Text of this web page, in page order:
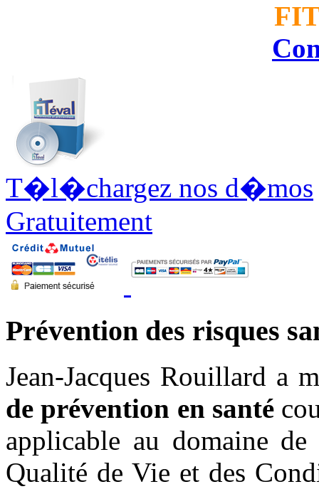
T�l�chargez nos d�mos
Gratuitement
Prévention des risques
Jean-Jacques Rouillard a
de prévention en santé
applicable au domaine
Qualité de Vie et des